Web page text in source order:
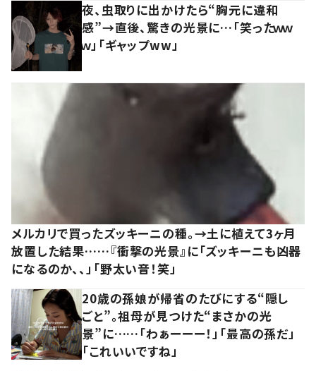
夜、虫取りに出かけたら“胸元に違和
感”→直後、驚きの光景に…「笑ったｗｗ
ｗ」「ギャップww」
メルカリで買ったズッキーニの種。→土に植えて3ヶ月
放置した結果……『衝撃の光景』に「ズッキーニも凶器
になるのか、、」「野太い音！笑」
20歳の孫娘が帰省のたびにする“隠し
ごと”。祖母が見つけた“まさかの光
景”に……「わぁーーー！」「最高の孫だ」
「これいいですね」